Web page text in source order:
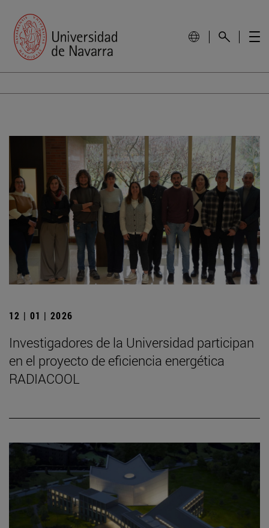
12 | 01 | 2026
Investigadores de la Universidad participan
en el proyecto de eficiencia energética
RADIACOOL